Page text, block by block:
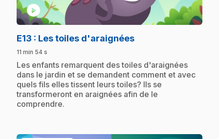
play_circle
E13 : Les toiles d'araignées.
11 min 54 s
.Les enfants remarquent des toiles d'araignées
dans le jardin et se demandent comment et avec
quels fils elles tissent leurs toiles? Ils se
transformeront en araignées afin de le
comprendre.